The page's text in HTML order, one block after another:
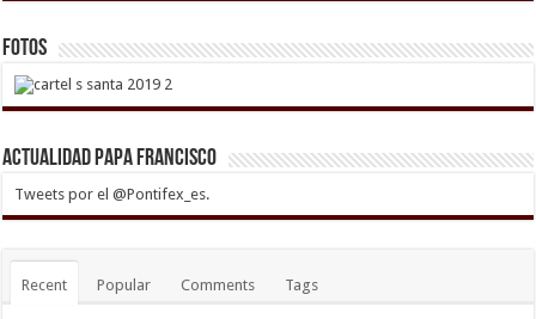
Fotos
Actualidad Papa Francisco
Tweets por el @Pontifex_es.
Recent Popular Comments Tags